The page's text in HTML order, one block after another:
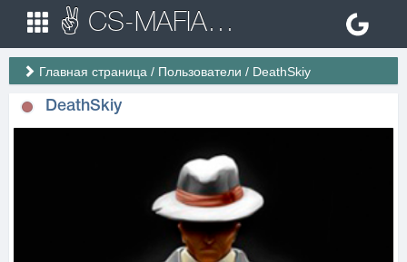
✌ CS-MAFIA.RU ✌ Игровые сервера Counter Strike 1.6
Главная страница / Пользователи / DeathSkiy
DeathSkiy